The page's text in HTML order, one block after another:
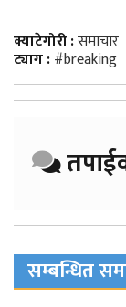
क्याटेगोरी :समाचार
ट्याग :#breaking
सम्बन्धित